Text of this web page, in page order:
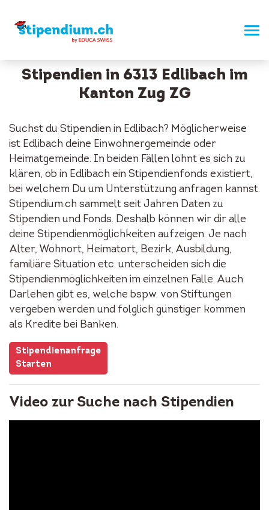
Stipendien in 6313 Edlibach im
Kanton Zug ZG
Suchst du Stipendien in Edlibach? Möglicherweise
ist Edlibach deine Einwohnergemeinde oder
Heimatgemeinde. In beiden Fällen lohnt es sich zu
klären, ob in Edlibach ein Stipendienfonds existiert,
bei welchem Du um Unterstützung anfragen kannst.
Stipendium.ch sammelt seit Jahren Daten zu
Stipendien und Fonds. Deshalb können wir dir alle
deine Stipendienmöglichkeiten aufzeigen. Je nach
Alter, Wohnort, Heimatort, Bezirk, Ausbildung,
familiäre Situation etc. unterscheiden sich die
Stipendienmöglichkeiten im einzelnen Falle. Auch
Darlehen gibt es, welche bspw. von Stiftungen
vergeben werden und folglich günstiger kommen
als Kredite bei Banken.
Stipendienanfrage
Starten
Video zur Suche nach Stipendien